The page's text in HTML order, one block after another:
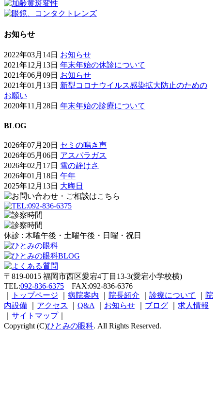
お知らせ
2022年03月14日 お知らせ
2021年12月13日 年末年始の休診について
2021年06月09日 お知らせ
2021年01月13日 新型コロナウイルス感染拡大防止のための
お願い
2020年11月28日 年末年始の診療について
BLOG
2026年07月20日 セミの鳴き声
2026年05月06日 アスパラガス
2026年02月17日 雪の静けさ
2026年01月18日 午年
2025年12月13日 大晦日
休診 : 木曜午後・土曜午後・日曜・祝日
〒819-0015 福岡市西区愛宕4丁目13-3(愛宕小学校横)
TEL:092-836-6375 FAX:092-836-6376
トップページ 病院案内 院長紹介 診療について
院
内設備
アクセス Q&A｜ お知らせ ブログ
求人情報
サイトマップ｜
Copyright (C)ひとみの眼科. All Rights Reserved.